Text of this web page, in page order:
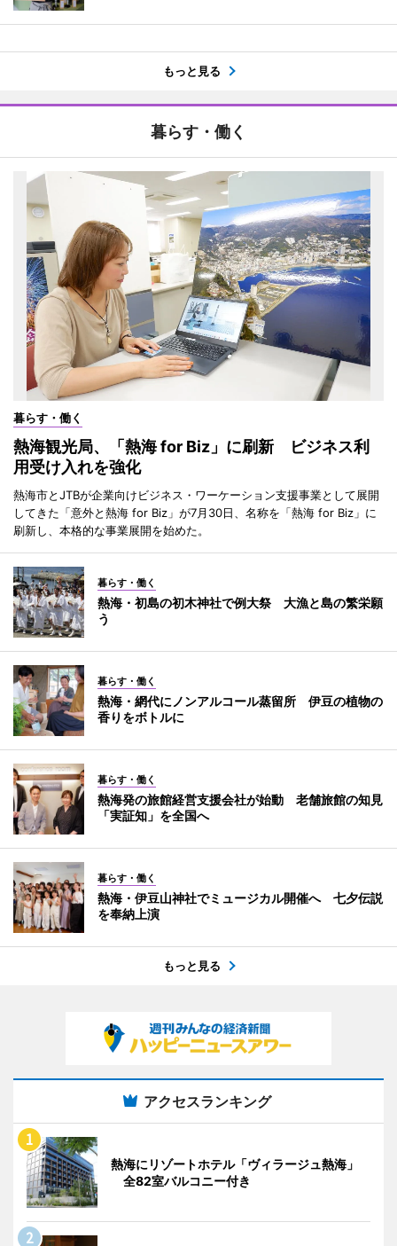
もっと見る
暮らす・働く
暮らす・働く
熱海観光局、「熱海 for Biz」に刷新 ビジネス利
用受け入れを強化
熱海市とJTBが企業向けビジネス・ワーケーション支援事業として展開
してきた「意外と熱海 for Biz」が7月30日、名称を「熱海 for Biz」に
刷新し、本格的な事業展開を始めた。
暮らす・働く
熱海・初島の初木神社で例大祭 大漁と島の繁栄願
う
暮らす・働く
熱海・網代にノンアルコール蒸留所 伊豆の植物の
香りをボトルに
暮らす・働く
熱海発の旅館経営支援会社が始動 老舗旅館の知見
「実証知」を全国へ
暮らす・働く
熱海・伊豆山神社でミュージカル開催へ 七夕伝説
を奉納上演
もっと見る
アクセスランキング
熱海にリゾートホテル「ヴィラージュ熱海」
全82室バルコニー付き